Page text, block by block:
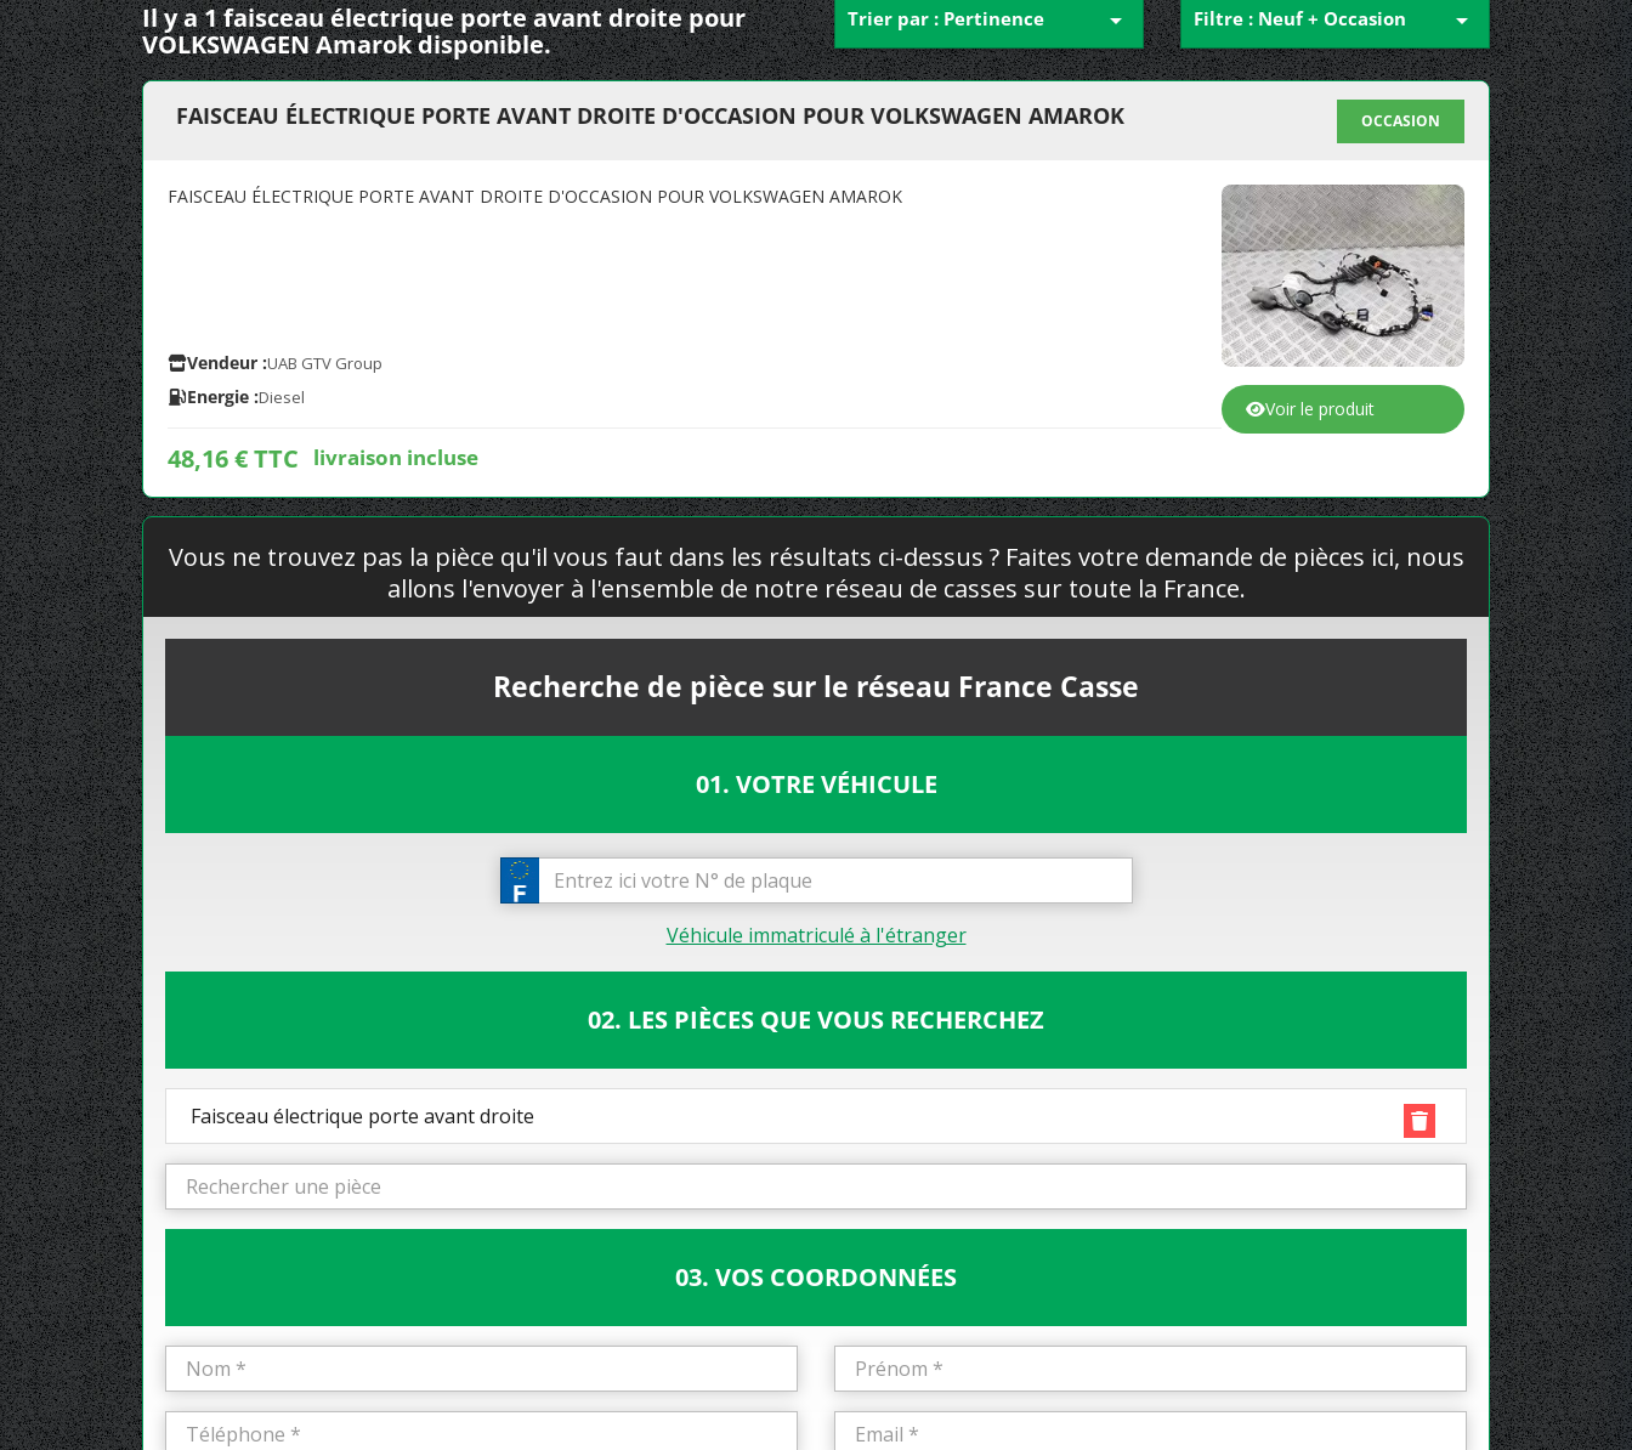
Il y a 1 faisceau électrique porte avant droite pour
VOLKSWAGEN Amarok disponible.
Trier par : Pertinence  Filtre : Neuf + Occasion 
FAISCEAU ÉLECTRIQUE PORTE AVANT DROITE D'OCCASION POUR VOLKSWAGEN AMAROK OCCASION
FAISCEAU ÉLECTRIQUE PORTE AVANT DROITE D'OCCASION POUR VOLKSWAGEN AMAROK
Vendeur :UAB GTV Group
Energie :Diesel
48,16 € TTC livraison incluse
Voir le produit
Vous ne trouvez pas la pièce qu'il vous faut dans les résultats ci-dessus ? Faites votre demande de pièces ici, nous
allons l'envoyer à l'ensemble de notre réseau de casses sur toute la France.
Recherche de pièce sur le réseau France Casse
01. VOTRE VÉHICULE
Véhicule immatriculé à l'étranger
02. LES PIÈCES QUE VOUS RECHERCHEZ
Faisceau électrique porte avant droite
03. VOS COORDONNÉES